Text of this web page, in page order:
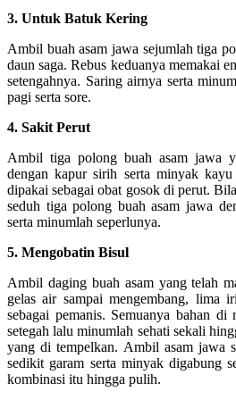
3. Untuk Batuk Kering
Ambil buah asam jawa sejumlah tiga
daun saga. Rebus keduanya memakai
setengahnya. Saring airnya serta
pagi serta sore.
4. Sakit Perut
Ambil tiga polong buah asam jawa
dengan kapur sirih serta minyak
dipakai sebagai obat gosok di perut.
seduh tiga polong buah asam jawa
serta minumlah seperlunya.
5. Mengobatin Bisul
Ambil daging buah asam yang telah
gelas air sampai mengembang, lima
sebagai pemanis. Semuanya bahan di
setegah lalu minumlah sehati sekali
yang di tempelkan. Ambil asam jawa
sedikit garam serta minyak digabung
kombinasi itu hingga pulih.